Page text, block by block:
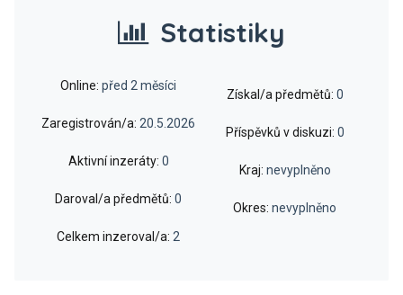
Statistiky
Online: před 2 měsíci
Zaregistrován/a: 20.5.2026
Aktivní inzeráty: 0
Daroval/a předmětů: 0
Celkem inzeroval/a: 2
Získal/a předmětů: 0
Příspěvků v diskuzi: 0
Kraj: nevyplněno
Okres: nevyplněno